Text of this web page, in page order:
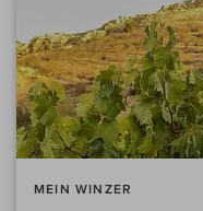
MEIN WINZER